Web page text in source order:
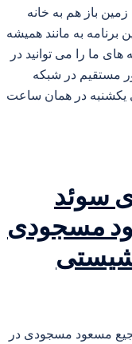
زمین باز هم به خانه
برنامه به مانند همیشه
ما را می توانید در
اروپا بطور مستقیم در شبکه
یکشنبه در همان ساعت
سوئد
مسجودی
مسعود مسجودی در